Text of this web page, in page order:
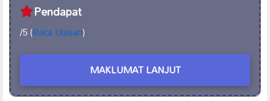
Pendapat
/5 (Baca Ulasan)
MAKLUMAT LANJUT